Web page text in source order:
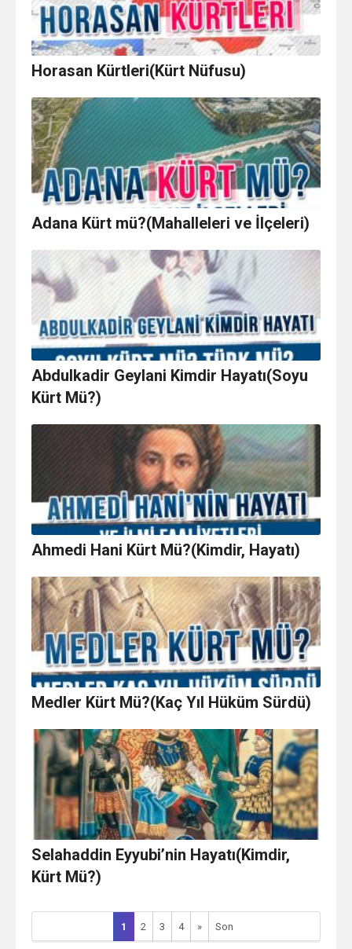
Horasan Kürtleri(Kürt Nüfusu)
Adana Kürt mü?(Mahalleleri ve İlçeleri)
Abdulkadir Geylani Kimdir Hayatı(Soyu
Kürt Mü?)
Ahmedi Hani Kürt Mü?(Kimdir, Hayatı)
Medler Kürt Mü?(Kaç Yıl Hüküm Sürdü)
Selahaddin Eyyubi’nin Hayatı(Kimdir,
Kürt Mü?)
1 2 3 4 » Son